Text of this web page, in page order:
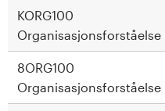
KORG100
Organisasjonsforståelse
8ORG100
Organisasjonsforståelse